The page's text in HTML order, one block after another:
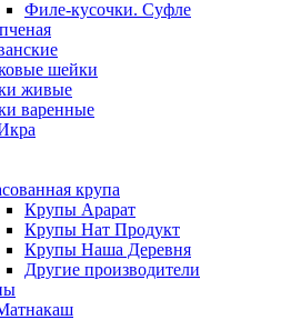
Филе-кусочки. Суфле
шейки
живые
варенные
крупа
Крупы Арарат
Крупы Нат Продукт
Крупы Наша Деревня
Другие производители